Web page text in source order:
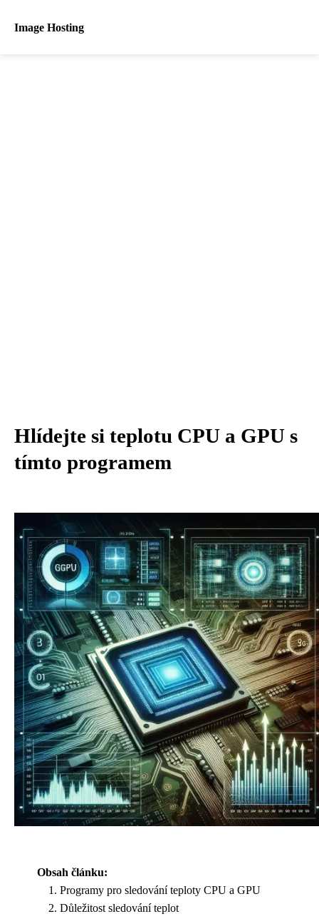
Image Hosting
Hlídejte si teplotu CPU a GPU s
tímto programem
Obsah článku:
Programy pro sledování teploty CPU a GPU
Důležitost sledování teplot